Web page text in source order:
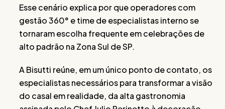
Esse cenário explica por que operadores com
gestão 360° e time de especialistas interno se
tornaram escolha frequente em celebrações de
alto padrão na Zona Sul de SP.
A Bisutti reúne, em um único ponto de contato, os
especialistas necessários para transformar a visão
do casal em realidade, da alta gastronomia